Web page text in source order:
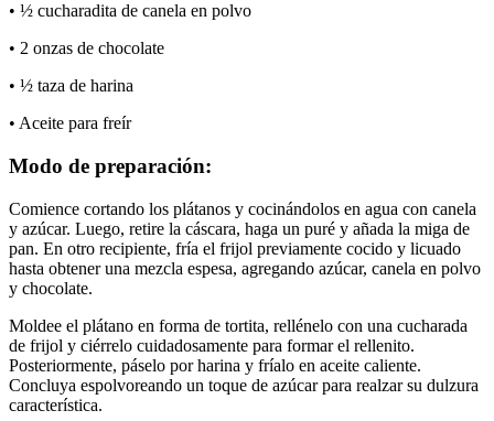
• ½ cucharadita de canela en polvo
• 2 onzas de chocolate
• ½ taza de harina
• Aceite para freír
Modo de preparación:
Comience cortando los plátanos y cocinándolos en agua con canela
y azúcar. Luego, retire la cáscara, haga un puré y añada la miga de
pan. En otro recipiente, fría el frijol previamente cocido y licuado
hasta obtener una mezcla espesa, agregando azúcar, canela en polvo
y chocolate.
Moldee el plátano en forma de tortita, rellénelo con una cucharada
de frijol y ciérrelo cuidadosamente para formar el rellenito.
Posteriormente, páselo por harina y fríalo en aceite caliente.
Concluya espolvoreando un toque de azúcar para realzar su dulzura
característica.